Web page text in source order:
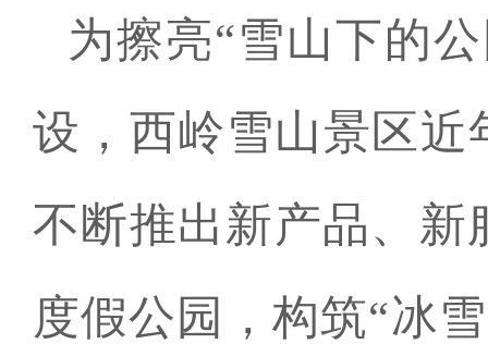
为擦亮“雪山下的
设，西岭雪山景区近
不断推出新产品、新
度假公园，构筑“冰